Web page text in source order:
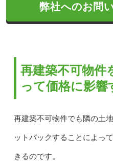
弊社へのお問
再建築不可物件
って価格に影響
再建築不可物件でも隣の土
ットバックすることによっ
きるのです。